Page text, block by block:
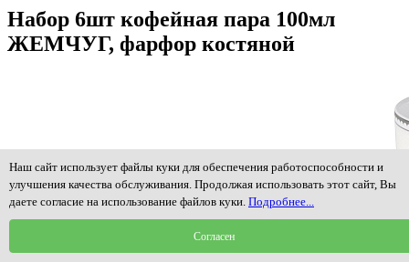
Набор 6шт кофейная пара 100мл
ЖЕМЧУГ, фарфор костяной
Наш сайт использует файлы куки для обеспечения работоспособности и
улучшения качества обслуживания. Продолжая использовать этот сайт, Вы
даете согласие на использование файлов куки. Подробнее...
Согласен